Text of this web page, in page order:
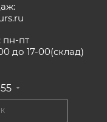
пн-пт
до 17-00(склад)